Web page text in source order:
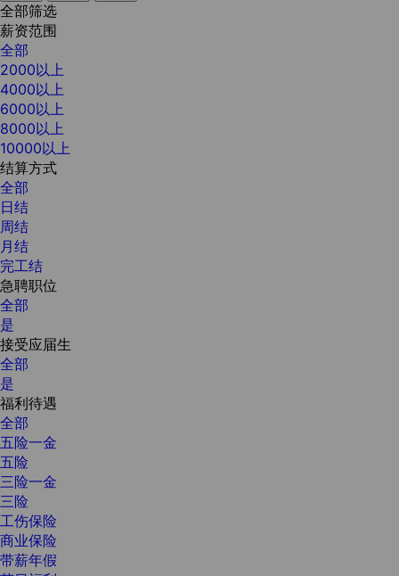
全部筛选
薪资范围
全部
2000以上
4000以上
6000以上
8000以上
10000以上
结算方式
全部
日结
周结
月结
完工结
急聘职位
全部
是
接受应届生
全部
是
福利待遇
全部
五险一金
五险
三险一金
三险
工伤保险
商业保险
带薪年假